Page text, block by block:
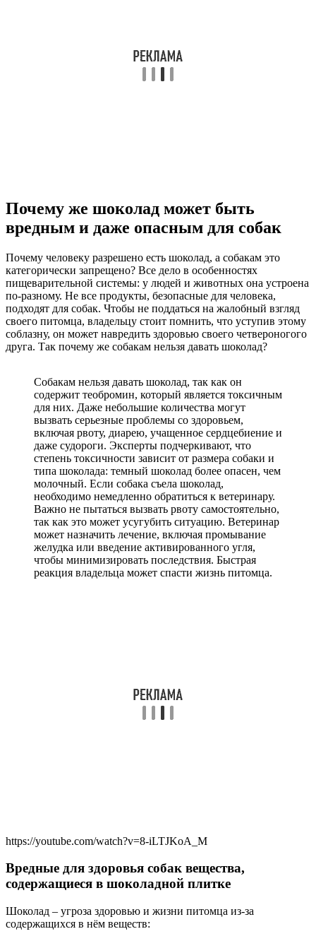
Почему же шоколад может быть
вредным и даже опасным для собак
Почему человеку разрешено есть шоколад, а собакам это
категорически запрещено? Все дело в особенностях
пищеварительной системы: у людей и животных она устроена
по-разному. Не все продукты, безопасные для человека,
подходят для собак. Чтобы не поддаться на жалобный взгляд
своего питомца, владельцу стоит помнить, что уступив этому
соблазну, он может навредить здоровью своего четвероногого
друга. Так почему же собакам нельзя давать шоколад?
Собакам нельзя давать шоколад, так как он
содержит теобромин, который является токсичным
для них. Даже небольшие количества могут
вызвать серьезные проблемы со здоровьем,
включая рвоту, диарею, учащенное сердцебиение и
даже судороги. Эксперты подчеркивают, что
степень токсичности зависит от размера собаки и
типа шоколада: темный шоколад более опасен, чем
молочный. Если собака съела шоколад,
необходимо немедленно обратиться к ветеринару.
Важно не пытаться вызвать рвоту самостоятельно,
так как это может усугубить ситуацию. Ветеринар
может назначить лечение, включая промывание
желудка или введение активированного угля,
чтобы минимизировать последствия. Быстрая
реакция владельца может спасти жизнь питомца.
https://youtube.com/watch?v=8-iLTJKoA_M
Вредные для здоровья собак вещества,
содержащиеся в шоколадной плитке
Шоколад – угроза здоровью и жизни питомца из-за
содержащихся в нём веществ: